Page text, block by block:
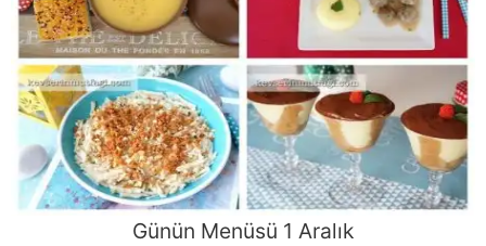
Günün Menüsü 1 Aralık